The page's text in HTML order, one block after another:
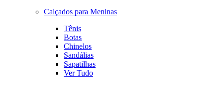
Calçados para Meninas
Tênis
Botas
Chinelos
Sandálias
Sapatilhas
Ver Tudo